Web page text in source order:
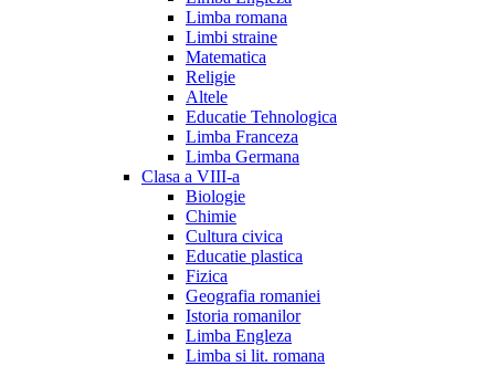
Limba romana
Limbi straine
Matematica
Religie
Altele
Educatie Tehnologica
Limba Franceza
Limba Germana
Clasa a VIII-a
Biologie
Chimie
Cultura civica
Educatie plastica
Fizica
Geografia romaniei
Istoria romanilor
Limba Engleza
Limba si lit. romana